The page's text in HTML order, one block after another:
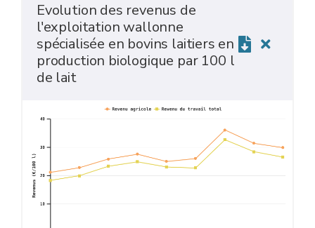
Evolution des revenus de
l'exploitation wallonne
spécialisée en bovins laitiers en
production biologique par 100 l
de lait